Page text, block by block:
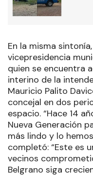
En la misma
vicepresidencia
quien se encuentra
interino de la
Mauricio Palito
concejal en dos
espacio. “Hace 14
Nueva Generación
más lindo y lo
completó: “Este es
vecinos
Belgrano siga